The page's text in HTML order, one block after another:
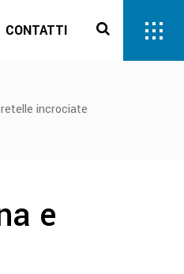
CONTATTI
incrociate
e